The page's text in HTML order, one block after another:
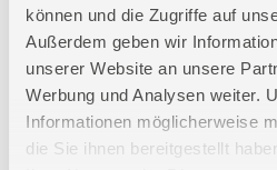
können und die Zugriffe auf
Außerdem geben wir
unserer Website an unsere
Werbung und Analysen weiter.
Informationen möglicherweise
die Sie ihnen bereitgestellt
Höhe
Nettogewicht:
Bruttogewicht:
GTIN: